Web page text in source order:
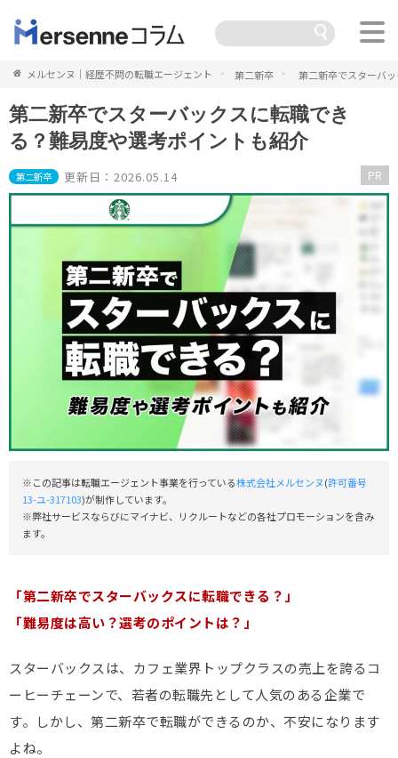
メルセンヌ｜経歴不問の転職エージェント 第二新卒 第二新卒でスターバ
第二新卒でスターバックスに転職でき
る？難易度や選考ポイントも紹介
第二新卒 更新日：2026.05.14 PR
※この記事は転職エージェント事業を行っている株式会社メルセンヌ(許可番号
13-ユ-317103)が制作しています。
※弊社サービスならびにマイナビ、リクルートなどの各社プロモーションを含み
ます。
「第二新卒でスターバックスに転職できる？」
「難易度は高い？選考のポイントは？」
スターバックスは、カフェ業界トップクラスの売上を誇るコ
ーヒーチェーンで、若者の転職先として人気のある企業で
す。しかし、第二新卒で転職ができるのか、不安になります
よね。